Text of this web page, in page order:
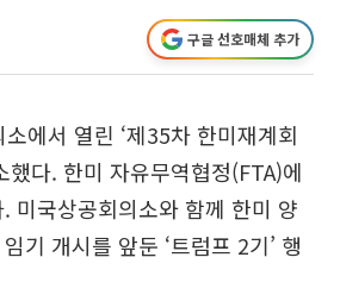
구글 선호매체 추가
에서 열린 ‘제35차 한미재계회
다. 한미 자유무역협정(FTA)에
미국상공회의소와 함께 한미 양
기 개시를 앞둔 ‘트럼프 2기’ 행